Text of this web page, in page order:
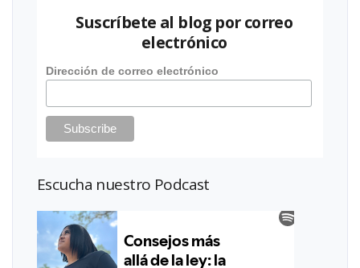
Suscríbete al blog por correo
electrónico
Dirección de correo electrónico
Escucha nuestro Podcast